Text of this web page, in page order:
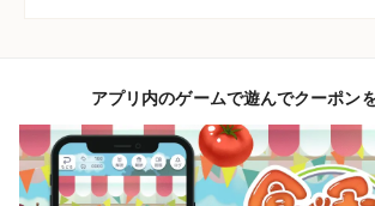
アプリ内のゲームで遊んでクーポン